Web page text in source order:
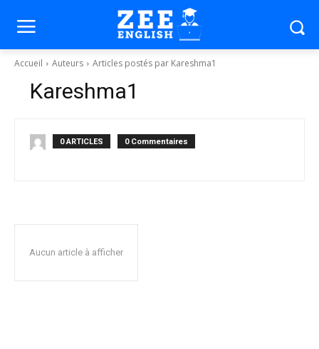
Accueil Auteurs Articles postés par Kareshma1
Kareshma1
0 ARTICLES 0 Commentaires
Aucun article à afficher